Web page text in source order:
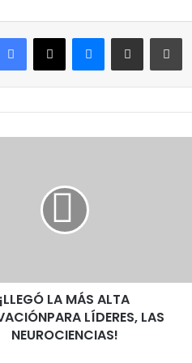
¡LLEGÓ LA MÁS ALTA
LÍDERES, LAS
NEUROCIENCIAS!